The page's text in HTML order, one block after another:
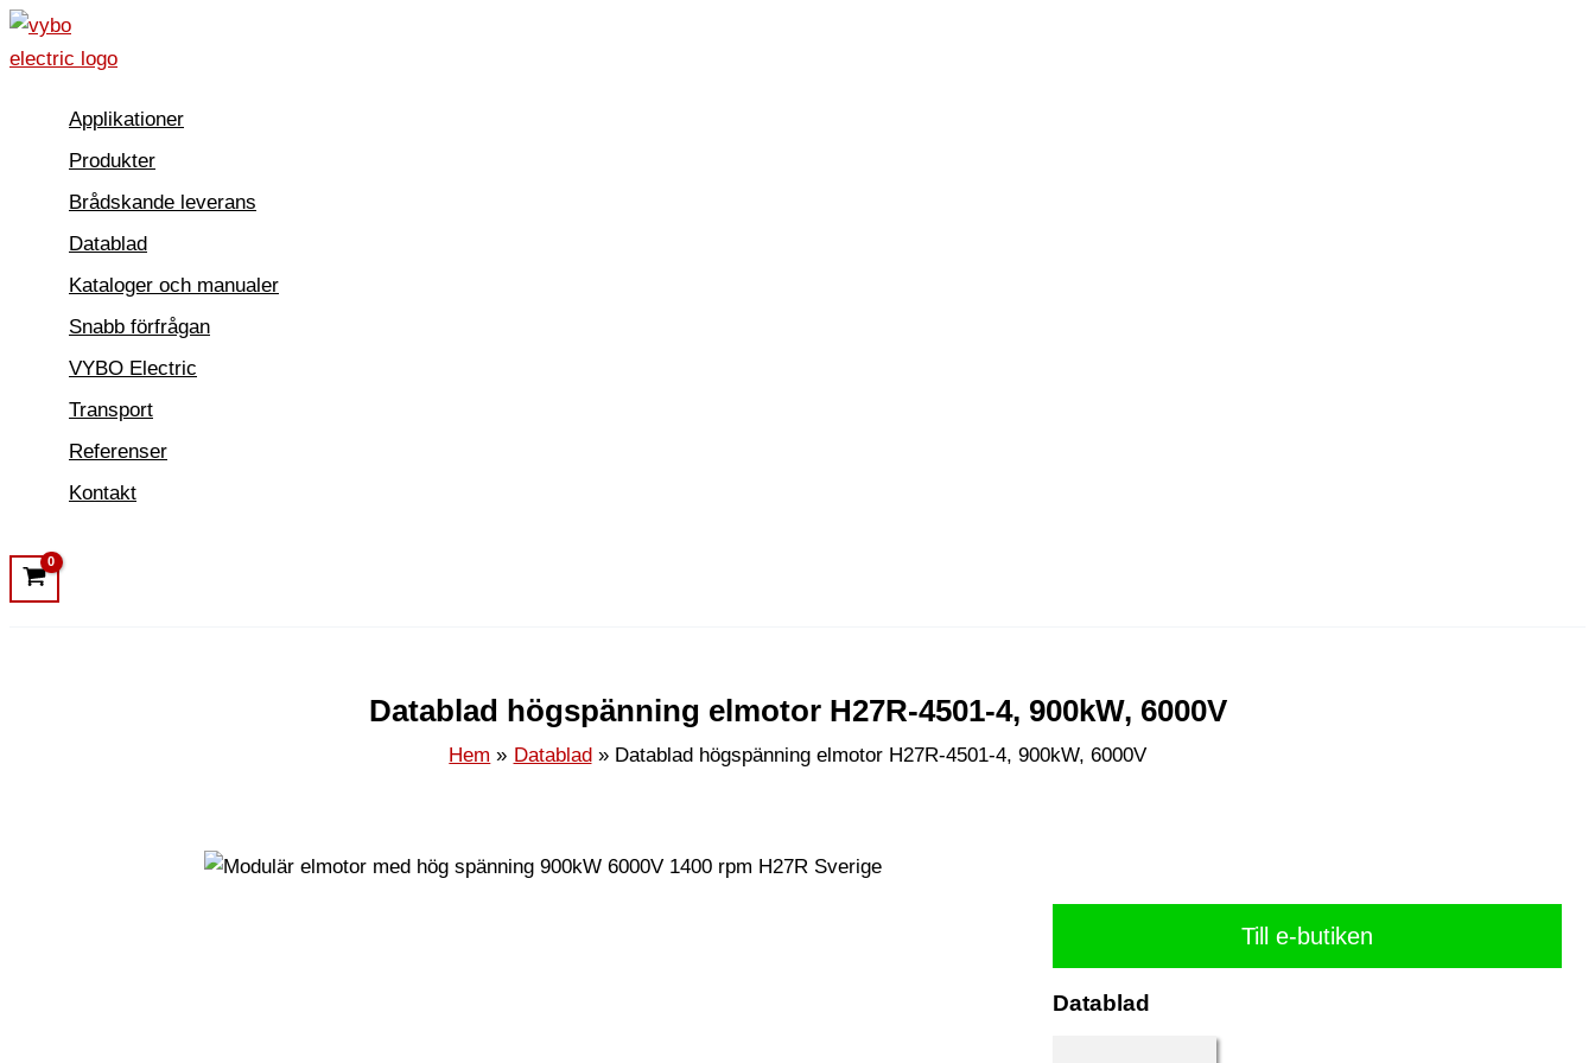
Hoppa
till
Applikationer
Produkter
Brådskande leverans
Datablad
Kataloger och manualer
Snabb förfrågan
VYBO Electric
Transport
Referenser
Kontakt
Datablad högspänning elmotor H27R-4501-4, 900kW, 6000V
Hem Datablad Datablad högspänning elmotor H27R-4501-4, 900kW, 6000V
Till e-butiken
Datablad